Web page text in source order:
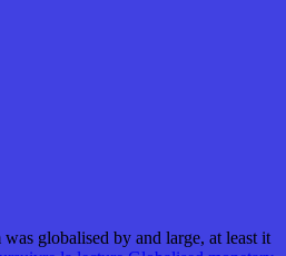
globalised by and large, at least it